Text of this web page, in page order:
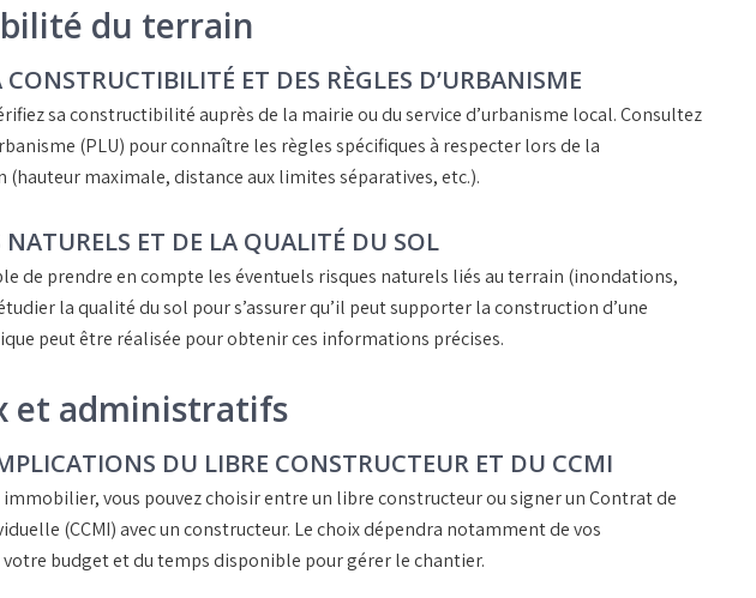
du terrain
ET DES RÈGLES D’URBANISME
saconstructibilitéauprès de la mairie ou du service d’urbanisme local. Consultez
(PLU) pour connaître les règles spécifiques à respecter lors de la
maximale, distance aux limites séparatives, etc.).
NATURELS ET DE LA QUALITÉ DU SOL
de prendre en compte les éventuels risques naturels liés au terrain (inondations,
laqualité du sol pour s’assurer qu’il peut supporter la construction d’une
peut être réalisée pour obtenir ces informations précises.
et administratifs
DU LIBRE CONSTRUCTEUR ET DU CCMI
vous pouvez choisir entre un libre constructeurou signer unContrat de
(CCMI)avec un constructeur. Le choix dépendra notamment de vos
budget et du temps disponible pour gérer le chantier.